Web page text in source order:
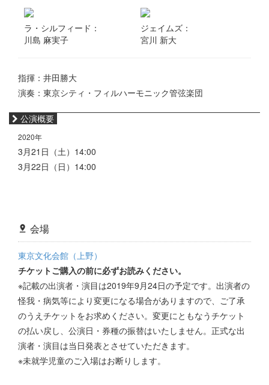
ラ・シルフィード：
川島 麻実子
ジェイムズ：
宮川 新大
指揮：井田勝大
演奏：東京シティ・フィルハーモニック管弦楽団
公演概要
2020年
3月21日（土）14:00
3月22日（日）14:00
会場
東京文化会館（上野）
チケットご購入の前に必ずお読みください。
※記載の出演者・演目は2019年9月24日の予定です。出演者の
怪我・病気等により変更になる場合がありますので、ご了承
のうえチケットをお求めください。変更にともなうチケット
の払い戻し、公演日・券種の振替はいたしません。正式な出
演者・演目は当日発表とさせていただきます。
※未就学児童のご入場はお断りします。